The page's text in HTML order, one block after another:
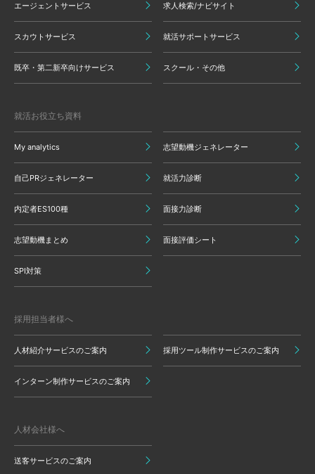
エージェントサービス 求人検索/ナビサイト
スカウトサービス 就活サポートサービス
既卒・第二新卒向けサービス スクール・その他
就活お役立ち資料
My analytics 志望動機ジェネレーター
自己PRジェネレーター 就活力診断
内定者ES100種 面接力診断
志望動機まとめ 面接評価シート
SPI対策
採用担当者様へ
人材紹介サービスのご案内 採用ツール制作サービスのご案内
インターン制作サービスのご案内
人材会社様へ
送客サービスのご案内